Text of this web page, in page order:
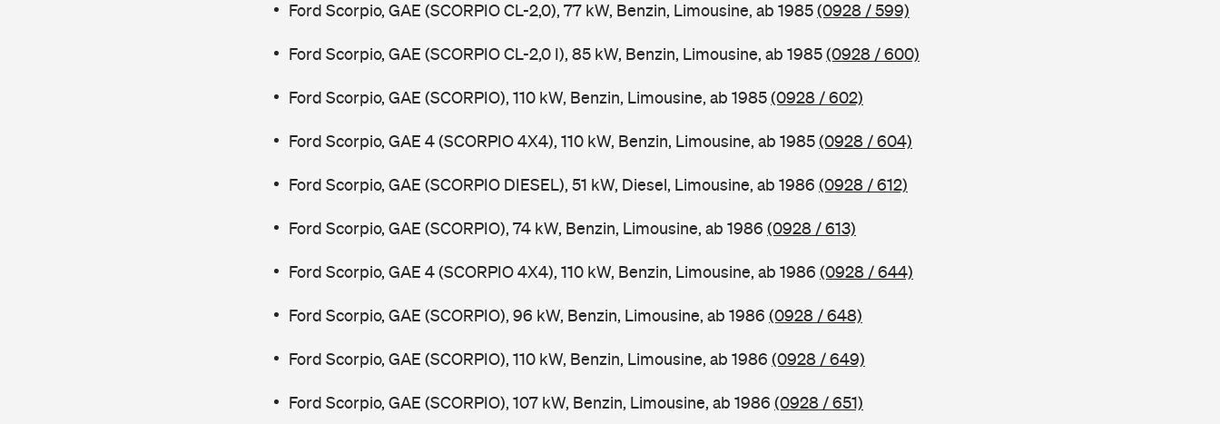
Ford Scorpio, GAE (SCORPIO CL-2,0), 77 kW, Benzin, Limousine, ab 1985(0928 / 599)
Ford Scorpio, GAE (SCORPIO CL-2,0 I), 85 kW, Benzin, Limousine, ab 1985(0928 / 600)
Ford Scorpio, GAE (SCORPIO), 110 kW, Benzin, Limousine, ab 1985(0928 / 602)
Ford Scorpio, GAE 4 (SCORPIO 4X4), 110 kW, Benzin, Limousine, ab 1985(0928 / 604)
Ford Scorpio, GAE (SCORPIO DIESEL), 51 kW, Diesel, Limousine, ab 1986 (0928 / 612)
Ford Scorpio, GAE (SCORPIO), 74 kW, Benzin, Limousine, ab 1986 (0928 / 613)
Ford Scorpio, GAE 4 (SCORPIO 4X4), 110 kW, Benzin, Limousine, ab 1986 (0928 / 644)
Ford Scorpio, GAE (SCORPIO), 96 kW, Benzin, Limousine, ab 1986 (0928 / 648)
Ford Scorpio, GAE (SCORPIO), 110 kW, Benzin, Limousine, ab 1986 (0928 / 649)
Ford Scorpio, GAE (SCORPIO), 107 kW, Benzin, Limousine, ab 1986 (0928 / 651)